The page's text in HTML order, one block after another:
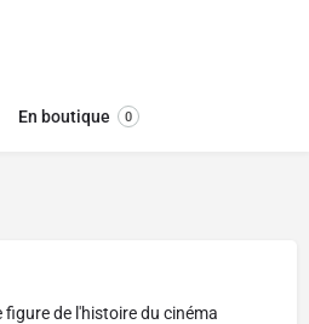
En boutique 0
de l'histoire du cinéma